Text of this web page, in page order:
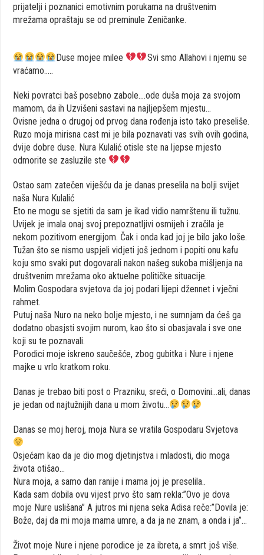
prijatelji i poznanici emotivnim porukama na društvenim
mrežama opraštaju se od preminule Zeničanke.
Duse mojee milee
Svi smo Allahovi i njemu se
vraćamo…..
Neki povratci baš posebno zabole….ode duša moja za svojom
mamom, da ih Uzvišeni sastavi na najljepšem mjestu…
Ovisne jedna o drugoj od prvog dana rođenja isto tako preseliše.
Ruzo moja mirisna cast mi je bila poznavati vas svih ovih godina,
dvije dobre duse. Nura Kulalić otisle ste na ljepse mjesto
odmorite se zasluzile ste
Ostao sam zatečen viješću da je danas preselila na bolji svijet
naša Nura Kulalić
Eto ne mogu se sjetiti da sam je ikad vidio namrštenu ili tužnu.
Uvijek je imala onaj svoj prepoznatljivi osmijeh i zračila je
nekom pozitivom energijom. Čak i onda kad joj je bilo jako loše.
Tužan što se nismo uspjeli vidjeti još jednom i popiti onu kafu
koju smo svaki put dogovarali nakon našeg sukoba mišljenja na
društvenim mrežama oko aktuelne političke situacije.
Molim Gospodara svjetova da joj podari lijepi džennet i vječni
rahmet.
Putuj naša Nuro na neko bolje mjesto, i ne sumnjam da ćeš ga
dodatno obasjsti svojim nurom, kao što si obasjavala i sve one
koji su te poznavali.
Porodici moje iskreno saučešće, zbog gubitka i Nure i njene
majke u vrlo kratkom roku.
Danas je trebao biti post o Prazniku, sreći, o Domovini…ali, danas
je jedan od najtužnijih dana u mom životu…
Danas se moj heroj, moja Nura se vratila Gospodaru Svjetova
Osjećam kao da je dio mog djetinjstva i mladosti, dio moga
života otišao…
Nura moja, a samo dan ranije i mama joj je preselila..
Kada sam dobila ovu vijest prvo što sam rekla:”Ovo je dova
moje Nure uslišana” A jutros mi njena seka Adisa reče:”Dovila je:
Bože, daj da mi moja mama umre, a da ja ne znam, a onda i ja”…
Život moje Nure i njene porodice je za ibreta, a smrt još više.